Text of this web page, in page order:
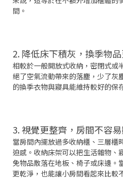
間。
2. 降低床下積灰，換季物
相較於一般開放式收納，密閉式或
絕了空氣流動帶來的落塵，少了灰
的換季衣物與寢具能維持較好的保
3. 視覺更整齊，房間不容
當房間內擺放過多收納櫃、三層櫃
迫感。收納床架可以把生活雜物、
免物品散落在地板、椅子或床邊。
更乾淨，也能讓小房間看起來比較